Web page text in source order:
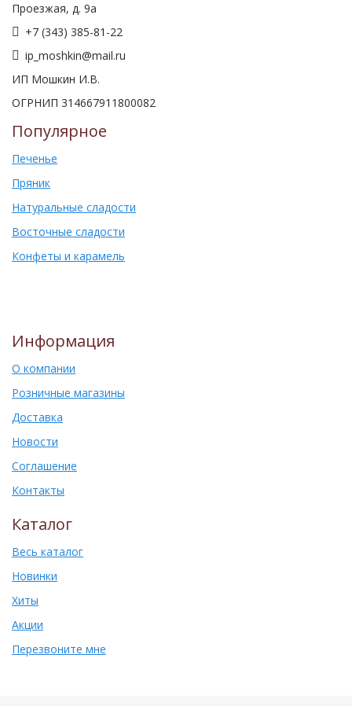
Проезжая, д. 9а
+7 (343) 385-81-22
ip_moshkin@mail.ru
ИП Мошкин И.В.
ОГРНИП 314667911800082
Популярное
Печенье
Пряник
Натуральные сладости
Восточные сладости
Конфеты и карамель
Информация
О компании
Розничные магазины
Доставка
Новости
Соглашение
Контакты
Каталог
Весь каталог
Новинки
Хиты
Акции
Перезвоните мне